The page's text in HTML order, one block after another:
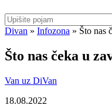
Divan » Infozona » Što nas
Što nas čeka u
Van uz DiVan
18.08.2022